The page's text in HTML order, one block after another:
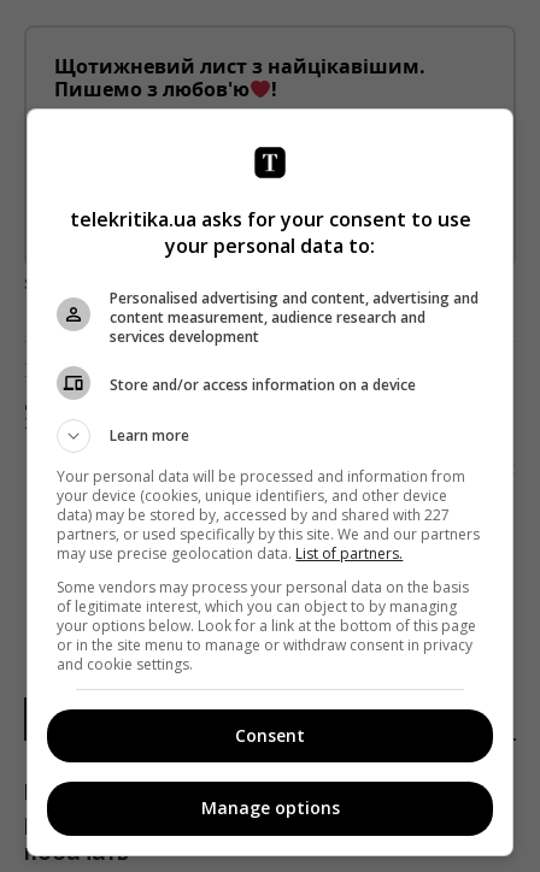
Щотижневий лист з найцікавішим.
Пишемо з любов'ю
!
загрузка...
Попередня стаття
ДО ПОВНОГО БЛОКУВАННЯ TELEGRAM
ЗАЛИШИЛИСЯ ЛІЧЕНІ ГОДИНИ
Наступна стаття
«ЗВАЖЕНІ ТА ЩАСЛИВІ»: ВІРАСТЮК БУДЕ Й
САМ ХУДНУТИ, І ТРЕНУВАТИ ІНШИХ УЧАСНИКІВ
НОВИНИ УКРАЇНИ І СВІТУ
Куди з полиць магазинів зникла популярна
риба івасі і чому українці її більше не
побачать
telekritika.ua asks for your consent to use
your personal data to:
Personalised advertising and content, advertising and
content measurement, audience research and
services development
Store and/or access information on a device
Learn more
Your personal data will be processed and information from
your device (cookies, unique identifiers, and other device
data) may be stored by, accessed by and shared with 227
partners, or used specifically by this site. We and our partners
may use precise geolocation data. List of partners.
Some vendors may process your personal data on the basis
of legitimate interest, which you can object to by managing
your options below. Look for a link at the bottom of this page
or in the site menu to manage or withdraw consent in privacy
and cookie settings.
Consent
Manage options